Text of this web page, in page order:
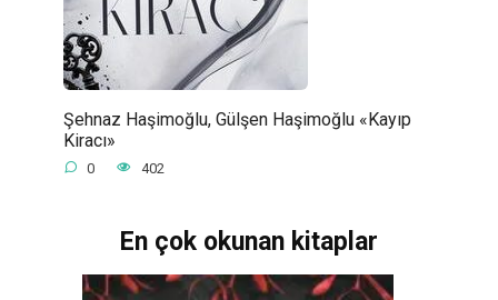
Şehnaz Haşimoğlu, Gülşen Haşimoğlu «Kayıp
Kiracı»
0 402
En çok okunan kitaplar